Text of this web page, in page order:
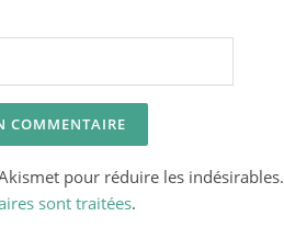
pour réduire les indésirables.
sont traitées.